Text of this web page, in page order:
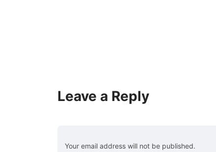
Leave a Reply
Your email address will not be published.